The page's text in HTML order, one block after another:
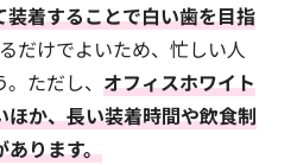
着することで白い歯を目指
だけでよいため、忙しい人
ただし、 オフィスホワイト
か、長い装着時間や飲食制
あります。